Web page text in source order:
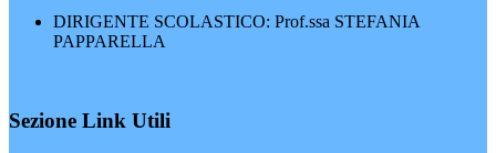
DIRIGENTE SCOLASTICO: Prof.ssa STEFANIA
PAPPARELLA
Sezione Link Utili